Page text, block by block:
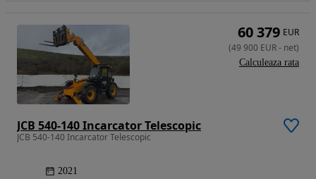
JCB 540-140 Incarcator Telescopic
JCB 540-140 Incarcator Telescopic
2021
60 379 EUR
(49 900 EUR- net)
Calculeaza rata